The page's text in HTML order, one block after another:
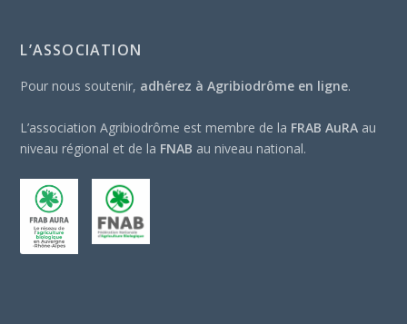
L’ASSOCIATION
Pour nous soutenir, adhérez à Agribiodrôme en ligne.
L’association Agribiodrôme est membre de la FRAB AuRA au
niveau régional et de la FNAB au niveau national.